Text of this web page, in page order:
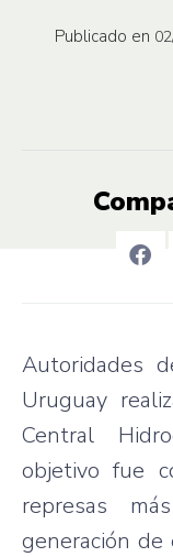
Publicado en
Autoridades
Uruguay
Central
objetivo fue
represas
generación de